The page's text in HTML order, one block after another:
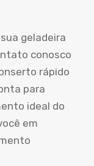
geladeira
conosco
rápido
para
ideal do
em